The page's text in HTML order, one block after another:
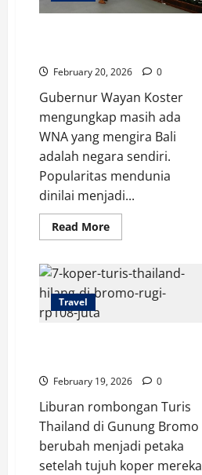
February 20, 2026 0
Gubernur Wayan Koster
mengungkap masih ada
WNA yang mengira Bali
adalah negara sendiri.
Popularitas mendunia
dinilai menjadi...
Read MoreRead
more
Ungkap
WNA
Kira
Bali
Travel
February 19, 2026 0
Liburan rombongan Turis
Thailand di Gunung Bromo
berubah menjadi petaka
setelah tujuh koper mereka